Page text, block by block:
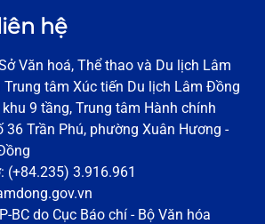
hệ
Văn hoá, Thể thao và Du lịch Lâm
tâm Xúc tiến Du lịch Lâm Đồng
9 tầng, Trung tâm Hành chính
Trần Phú, phường Xuân Hương -
(+84.235) 3.916.961
BC do Cục Báo chí - Bộ Văn hóa